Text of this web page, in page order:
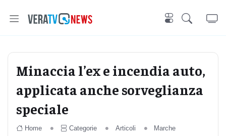
Minaccia l’ex e incendia auto,
applicata anche sorveglianza
speciale
Home Categorie Articoli
Marche